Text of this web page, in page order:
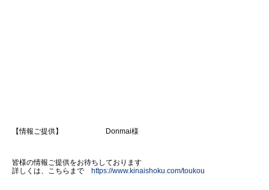
【情報ご提供】 Donmai様
皆様の情報ご提供をお待ちしております
詳しくは、こちらまで https://www.kinaishoku.com/toukou